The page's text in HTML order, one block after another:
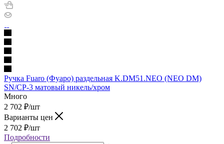
Ручка Fuaro (Фуаро) раздельная K.DM51.NEO (NEO DM)
SN/CP-3 матовый никель/хром
Много
2 702 ₽/шт
Варианты цен
2 702 ₽/шт
Подробности